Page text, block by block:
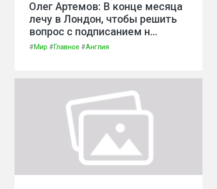
Олег Артемов: В конце месяца
лечу в Лондон, чтобы решить
вопрос с подписанием н…
#Мир #Главное #Англия